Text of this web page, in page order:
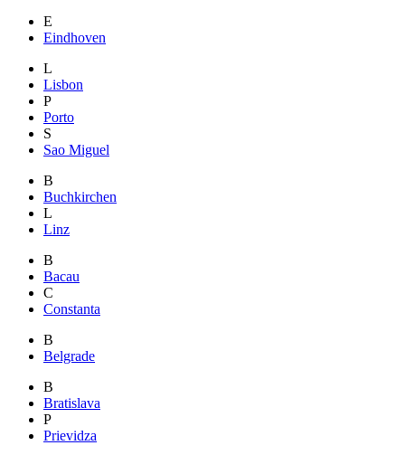
E
Eindhoven
L
Lisbon
P
Porto
S
Sao Miguel
B
Buchkirchen
L
Linz
B
Bacau
C
Constanta
B
Belgrade
B
Bratislava
P
Prievidza